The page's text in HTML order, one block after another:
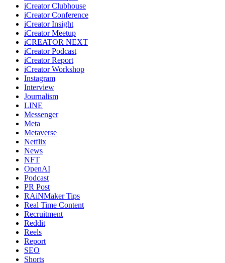
iCreator Clubhouse
iCreator Conference
iCreator Insight
iCreator Meetup
iCREATOR NEXT
iCreator Podcast
iCreator Report
iCreator Workshop
Instagram
Interview
Journalism
LINE
Messenger
Meta
Metaverse
Netflix
News
NFT
OpenAI
Podcast
PR Post
RAiNMaker Tips
Real Time Content
Recruitment
Reddit
Reels
Report
SEO
Shorts